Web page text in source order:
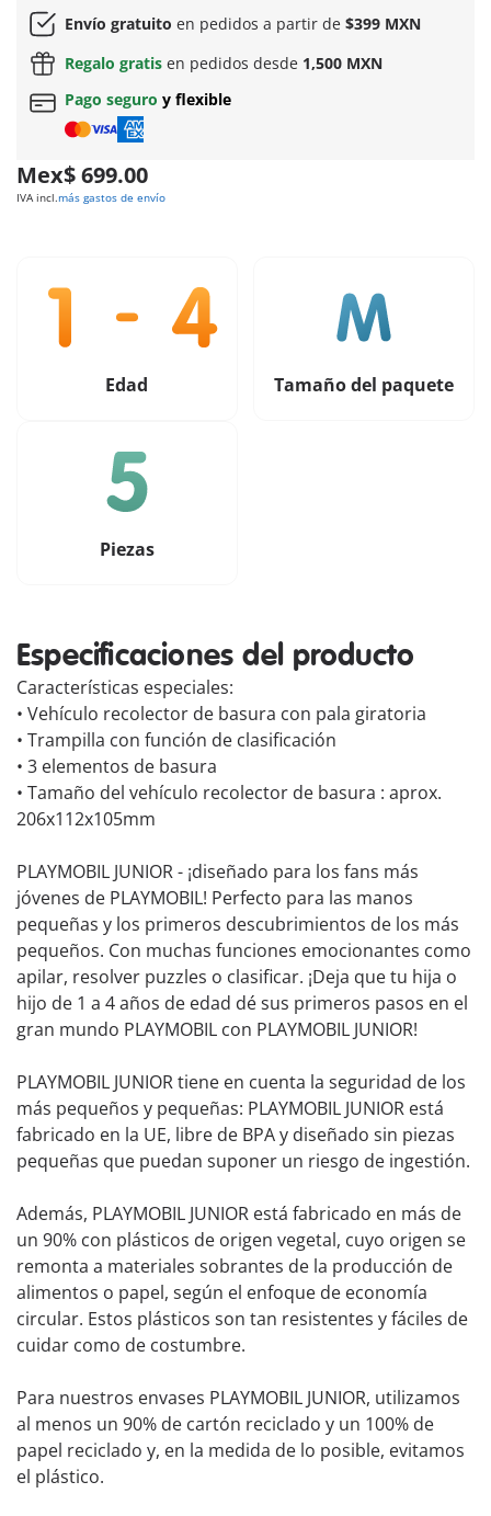
Envío gratuito en pedidos a partir de $399 MXN
Regalo gratis en pedidos desde 1,500 MXN
Pago seguro y flexible
Mex$ 699.00
IVA incl.más gastos de envío
Edad Tamaño del paquete
Piezas
Especificaciones del producto
Características especiales:
• Vehículo recolector de basura con pala giratoria
• Trampilla con función de clasificación
• 3 elementos de basura
• Tamaño del vehículo recolector de basura : aprox.
206x112x105mm
PLAYMOBIL JUNIOR - ¡diseñado para los fans más
jóvenes de PLAYMOBIL! Perfecto para las manos
pequeñas y los primeros descubrimientos de los más
pequeños. Con muchas funciones emocionantes como
apilar, resolver puzzles o clasificar. ¡Deja que tu hija o
hijo de 1 a 4 años de edad dé sus primeros pasos en el
gran mundo PLAYMOBIL con PLAYMOBIL JUNIOR!
PLAYMOBIL JUNIOR tiene en cuenta la seguridad de los
más pequeños y pequeñas: PLAYMOBIL JUNIOR está
fabricado en la UE, libre de BPA y diseñado sin piezas
pequeñas que puedan suponer un riesgo de ingestión.
Además, PLAYMOBIL JUNIOR está fabricado en más de
un 90% con plásticos de origen vegetal, cuyo origen se
remonta a materiales sobrantes de la producción de
alimentos o papel, según el enfoque de economía
circular. Estos plásticos son tan resistentes y fáciles de
cuidar como de costumbre.
Para nuestros envases PLAYMOBIL JUNIOR, utilizamos
al menos un 90% de cartón reciclado y un 100% de
papel reciclado y, en la medida de lo posible, evitamos
el plástico.